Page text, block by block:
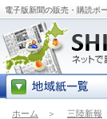
電子版新聞の販売・購読ポ
ホーム ＞ 三陸新報